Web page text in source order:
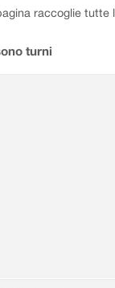
raccoglie tutte
turni